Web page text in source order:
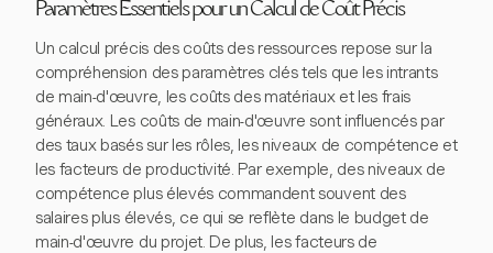
Paramètres Essentiels pour un Calcul de Coût Précis
Un calcul précis des coûts des ressources repose sur la
compréhension des paramètres clés tels que les intrants
de main-d'œuvre, les coûts des matériaux et les frais
généraux. Les coûts de main-d'œuvre sont influencés par
des taux basés sur les rôles, les niveaux de compétence et
les facteurs de productivité. Par exemple, des niveaux de
compétence plus élevés commandent souvent des
salaires plus élevés, ce qui se reflète dans le budget de
main-d'œuvre du projet. De plus, les facteurs de